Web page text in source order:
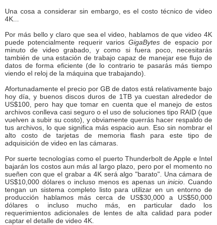
Una cosa a considerar sin embargo, es el costo técnico de video
4K...
Por más bello y claro que sea el video, hablamos de que video 4K
puede potencialmente requerir varios GigaBytesde espacio por
minuto de video grabado, y como si fuera poco, necesitarás
también de una estación de trabajo capaz de manejar ese flujo de
datos de forma eficiente (de lo contrario te pasarás más tiempo
viendo el reloj de la máquina que trabajando).
Afortunadamente el precio por GB de datos está relativamente bajo
hoy día, y buenos discos duros de 1TB ya cuestan alrededor de
US$100, pero hay que tomar en cuenta que el manejo de estos
archivos conlleva casi seguro o el uso de soluciones tipo RAID (que
vuelven a subir su costo), y obviamente querrás hacer respaldo de
tus archivos, lo que significa más espacio aun. Eso sin nombrar el
alto costo de tarjetas de memoria flash para este tipo de
adquisición de video en las cámaras.
Por suerte tecnologías como el puerto Thunderbolt de Apple e Intel
bajarán los costos aun más al largo plazo, pero por el momento no
sueñen con que el grabar a 4K será algo "barato". Una cámara de
US$10,000 dólares o incluso menos es apenas uninicio . Cuando
tengan un sistema completo listo para utilizar en un entorno de
producción hablamos más cerca de US$30,000 a US$50,000
dólares o incluso mucho más, en particular dado los
requerimientos adicionales de lentes de alta calidad para poder
captar el detalle de video 4K.